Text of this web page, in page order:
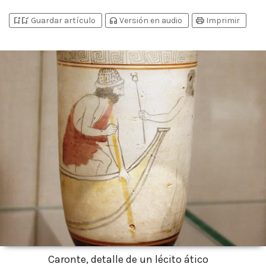
bookmark_addbookmark_added Guardar artículo headphones Versión en audio print Imprimir
Caronte, detalle de un lécito ático